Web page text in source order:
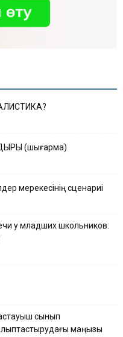
(шығарма)
мерекесінің сценариі
у младших школьников:
сынып
маңызы